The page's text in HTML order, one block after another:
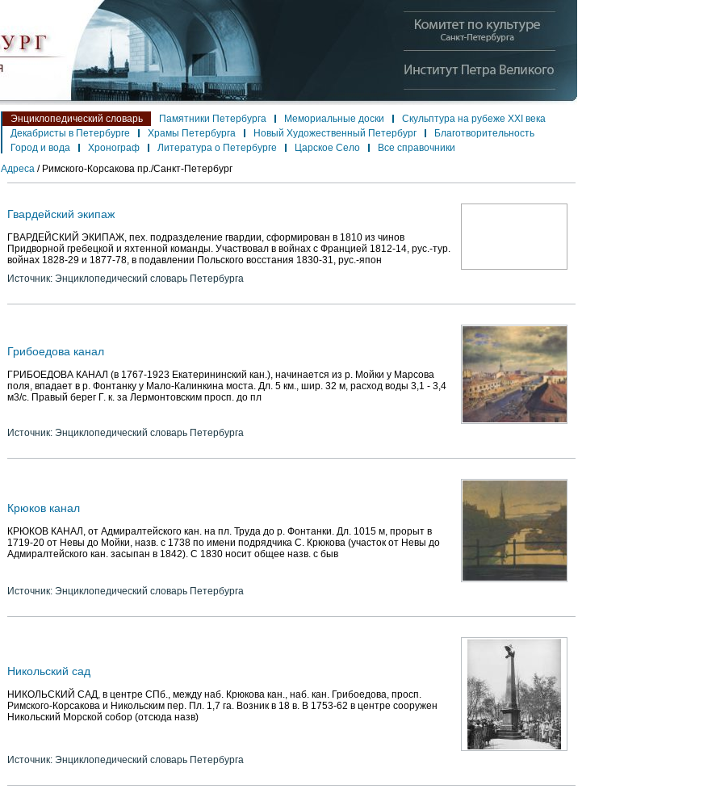
Энциклопедический словарь Памятники Петербурга Мемориальные доски
Скульптура на рубеже XXI века
Декабристы в Петербурге
Храмы Петербурга Новый Художественный Петербург
Благотворительность
Город и вода
Хронограф Литература о Петербурге Царское Село
Все справочники
Адреса / Римского-Корсакова пр./Санкт-Петербург
Гвардейский экипаж
ГВАРДЕЙСКИЙ ЭКИПАЖ, пех. подразделение гвардии, сформирован в 1810 из чинов
Придворной гребецкой и яхтенной команды. Участвовал в войнах с Францией 1812-14, рус.-тур.
войнах 1828-29 и 1877-78, в подавлении Польского восстания 1830-31, рус.-япон
Источник: Энциклопедический словарь Петербурга
Грибоедова канал
ГРИБОЕДОВА КАНАЛ (в 1767-1923 Екатерининский кан.), начинается из р. Мойки у Марсова
поля, впадает в р. Фонтанку у Мало-Калинкина моста. Дл. 5 км., шир. 32 м, расход воды 3,1 - 3,4
м3/с. Правый берег Г. к. за Лермонтовским просп. до пл
Источник: Энциклопедический словарь Петербурга
Крюков канал
КРЮКОВ КАНАЛ, от Адмиралтейского кан. на пл. Труда до р. Фонтанки. Дл. 1015 м, прорыт в
1719-20 от Невы до Мойки, назв. с 1738 по имени подрядчика С. Крюкова (участок от Невы до
Адмиралтейского кан. засыпан в 1842). С 1830 носит общее назв. с быв
Источник: Энциклопедический словарь Петербурга
Никольский сад
НИКОЛЬСКИЙ САД, в центре СПб., между наб. Крюкова кан., наб. кан. Грибоедова, просп.
Римского-Корсакова и Никольским пер. Пл. 1,7 га. Возник в 18 в. В 1753-62 в центре сооружен
Никольский Морской собор (отсюда назв)
Источник: Энциклопедический словарь Петербурга